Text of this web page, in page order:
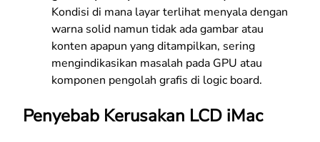
Kondisi di mana layar terlihat menyala dengan
warna solid namun tidak ada gambar atau
konten apapun yang ditampilkan, sering
mengindikasikan masalah pada GPU atau
komponen pengolah grafis di logic board.
Penyebab Kerusakan LCD iMac